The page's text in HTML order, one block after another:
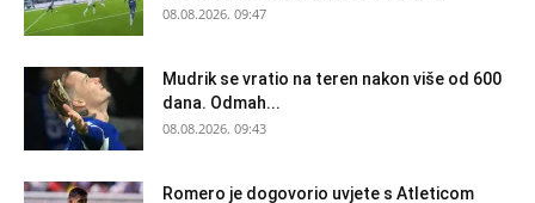
08.08.2026. 09:47
Mudrik se vratio na teren nakon više od 600
dana. Odmah...
08.08.2026. 09:43
Romero je dogovorio uvjete s Atleticom